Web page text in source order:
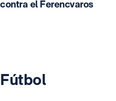
contra el Ferencvaros
Fútbol